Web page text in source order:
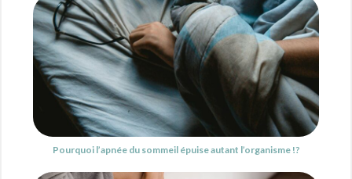
Pourquoi l’apnée du sommeil épuise autant l’organisme !?